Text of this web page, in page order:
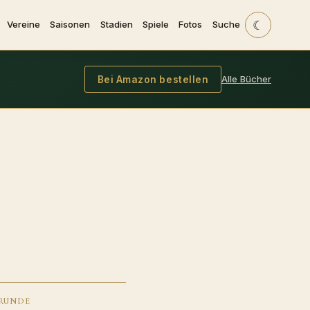
Vereine Saisonen Stadien Spiele Fotos Suche ☾
Bei Amazon bestellen Alle Bücher